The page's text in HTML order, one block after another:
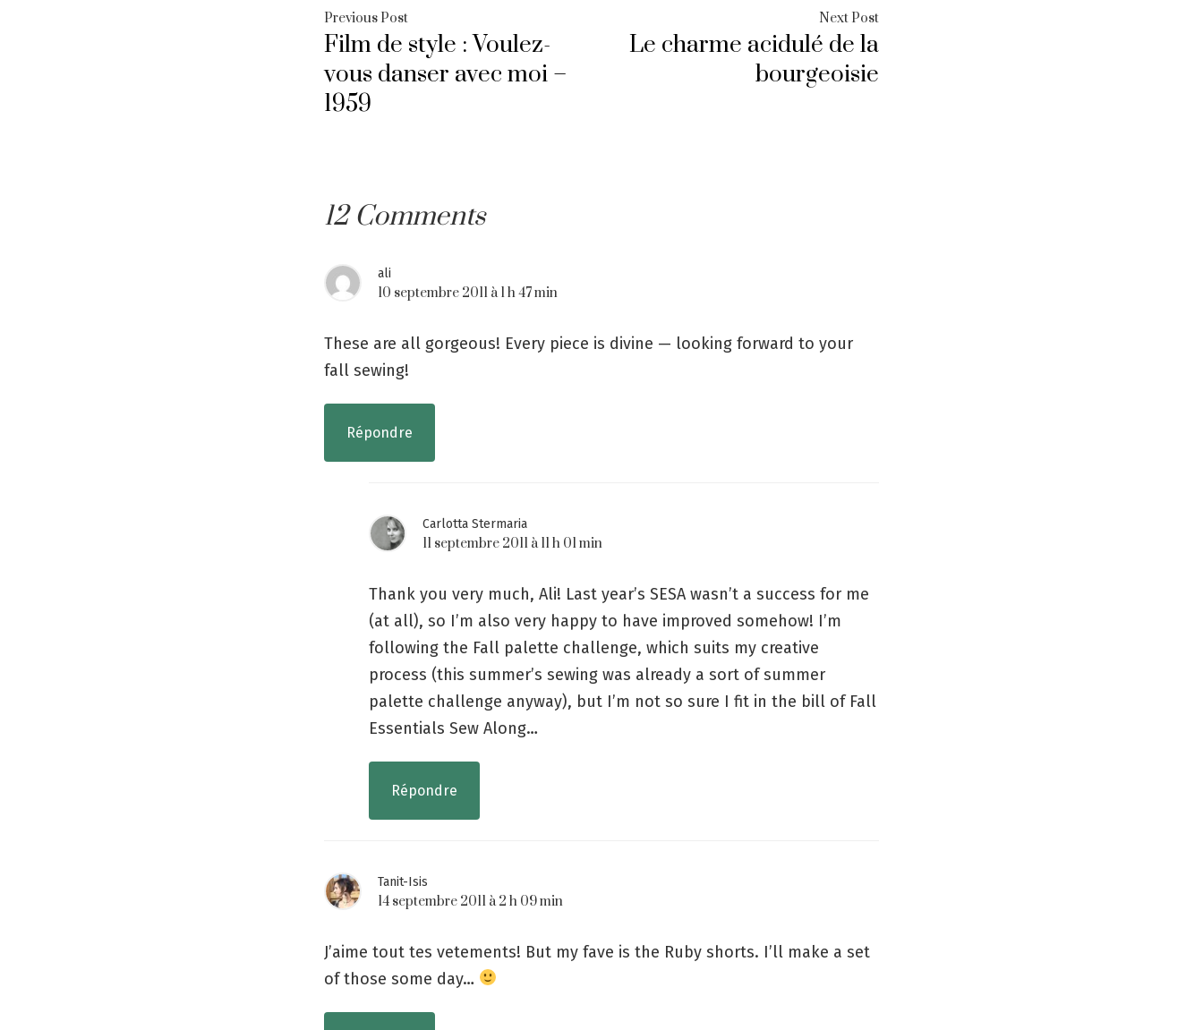
Navigation
de
l’article
Previous PostPrevious
post:
Film de style : Voulez-
vous danser avec moi –
1959
Next PostNext
Le charme acidulé de la
bourgeoisie
12 Comments
ali
10 septembre 2011 à 1 h 47 min
These are all gorgeous! Every piece is divine — looking forward to your
fall sewing!
Répondre
Carlotta Stermaria
11 septembre 2011 à 11 h 01 min
Thank you very much, Ali! Last year’s SESA wasn’t a success for me
(at all), so I’m also very happy to have improved somehow! I’m
following the Fall palette challenge, which suits my creative
process (this summer’s sewing was already a sort of summer
palette challenge anyway), but I’m not so sure I fit in the bill of Fall
Essentials Sew Along…
Répondre
Tanit-Isis
14 septembre 2011 à 2 h 09 min
J’aime tout tes vetements! But my fave is the Ruby shorts. I’ll make a set
of those some day…